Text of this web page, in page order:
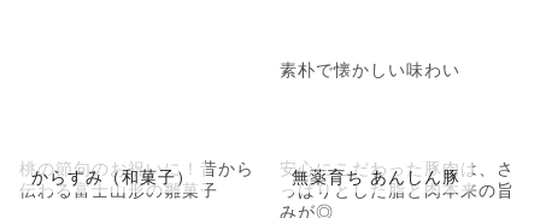
素朴で懐かしい味わい
からすみ（和菓子）
桃の節句のお祝いに！昔から
伝わる富士山形の雛菓子
無薬育ち あんしん豚
安心にこだわった豚肉は、さ
っぱりとした脂と肉本来の旨
みが◎